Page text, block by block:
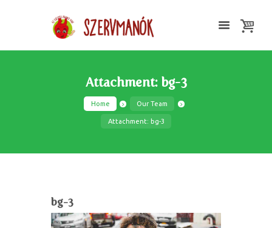
Attachment: bg-3
Home Our Team
Attachment: bg-3
bg-3